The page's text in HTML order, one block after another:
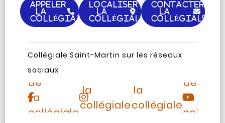
APPELER
LA
COLLÉGIALE
LOCALISER
LA
COLLÉGIALE
CONTACTER
LA
COLLÉGIALE
Collégiale Saint-Martin sur les réseaux
sociaux
Page
Facebook
de
la
collégiale
Instagram
la
collégiale
TripAdvisor
la
collégiale
de
la